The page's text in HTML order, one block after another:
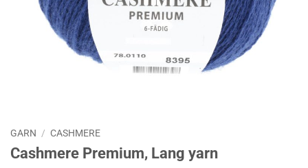
GARN / CASHMERE
Cashmere Premium, Lang yarn